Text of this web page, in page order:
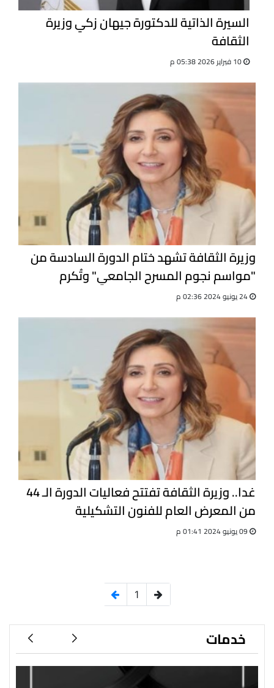
السيرة الذاتية للدكتورة جيهان زكي وزيرة
الثقافة
وزيرة الثقافة تشهد ختام الدورة السادسة من
"مواسم نجوم المسرح الجامعي" وتُكرم
الفائزين
غدا.. وزيرة الثقافة تفتتح فعاليات الدورة الـ 44
من المعرض العام للفنون التشكيلية
1
خدمات